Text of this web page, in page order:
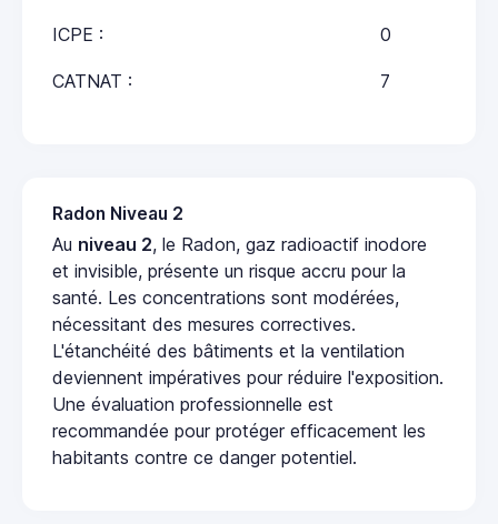
ICPE : 0
CATNAT : 7
Radon Niveau 2
Au niveau 2, le Radon, gaz radioactif inodore
et invisible, présente un risque accru pour la
santé. Les concentrations sont modérées,
nécessitant des mesures correctives.
L'étanchéité des bâtiments et la ventilation
deviennent impératives pour réduire l'exposition.
Une évaluation professionnelle est
recommandée pour protéger efficacement les
habitants contre ce danger potentiel.